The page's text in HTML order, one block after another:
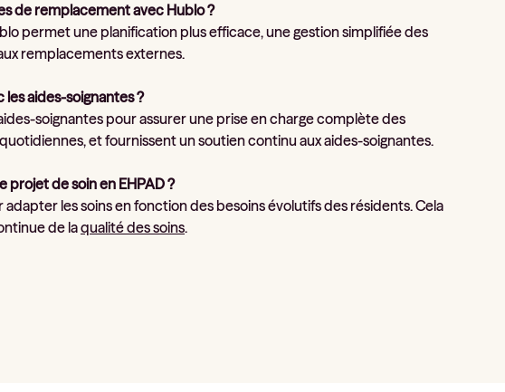
de remplacement avec Hublo ?
permet une planification plus efficace, une gestion simplifiée des
remplacements externes.
aides-soignantes ?
soignantes pour assurer une prise en charge complète des
et fournissent un soutien continu aux aides-soignantes.
de soin en EHPAD ?
les soins en fonction des besoins évolutifs des résidents. Cela
de laqualité des soins.